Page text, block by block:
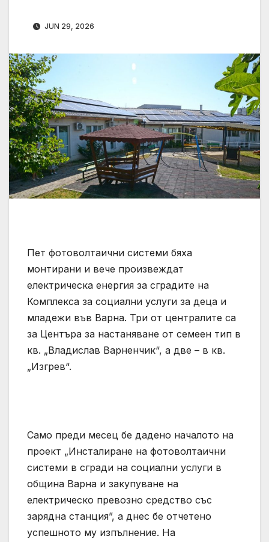
JUN 29, 2026
Пет фотоволтаични системи бяха
монтирани и вече произвеждат
електрическа енергия за сградите на
Комплекса за социални услуги за деца и
младежи във Варна. Три от централите са
за Центъра за настаняване от семеен тип в
кв. „Владислав Варненчик“, а две – в кв.
„Изгрев“.
Само преди месец бе дадено началото на
проект „Инсталиране на фотоволтаични
системи в сгради на социални услуги в
община Варна и закупуване на
електрическо превозно средство със
зарядна станция”, а днес бе отчетено
успешното му изпълнение. На